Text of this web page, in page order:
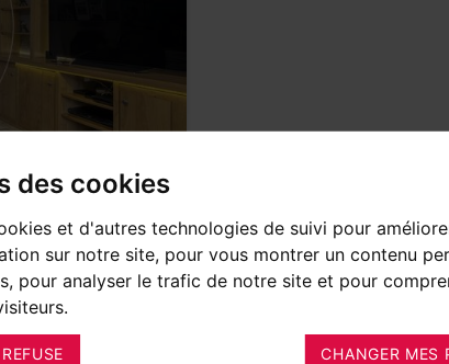
des cookies
et d'autres technologies de suivi pour
sur notre site, pour vous montrer un contenu
pour analyser le trafic de notre site et pour
CHANGER MES
Pouilly-Sergy-